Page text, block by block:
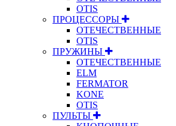
OTIS
ПРОЦЕССОРЫ
ОТЕЧЕСТВЕННЫЕ
OTIS
ПРУЖИНЫ
ОТЕЧЕСТВЕННЫЕ
ELM
FERMATOR
KONE
OTIS
ПУЛЬТЫ